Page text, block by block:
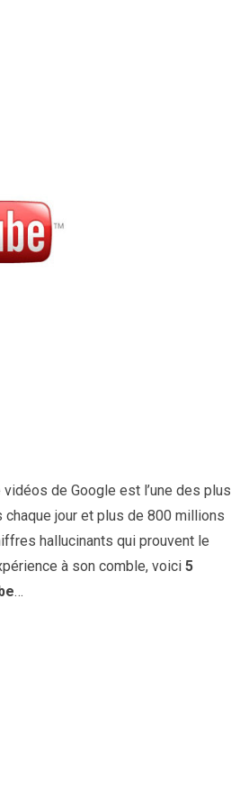
de Google est l’une des plus
jour et plus de 800 millions
hallucinants qui prouvent le
à son comble, voici 5
…